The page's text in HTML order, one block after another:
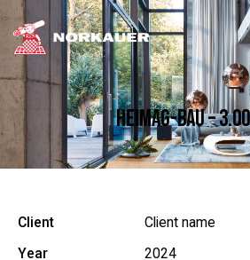
HEIMAG-BAU –
Client
Client name
Year
2024